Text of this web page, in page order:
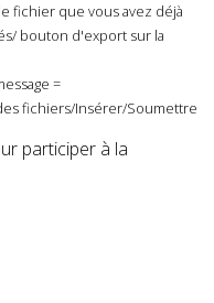
fichier que vous avez déjà
bouton d'export sur la
=
fichiers/Insérer/Soumettre
participer à la